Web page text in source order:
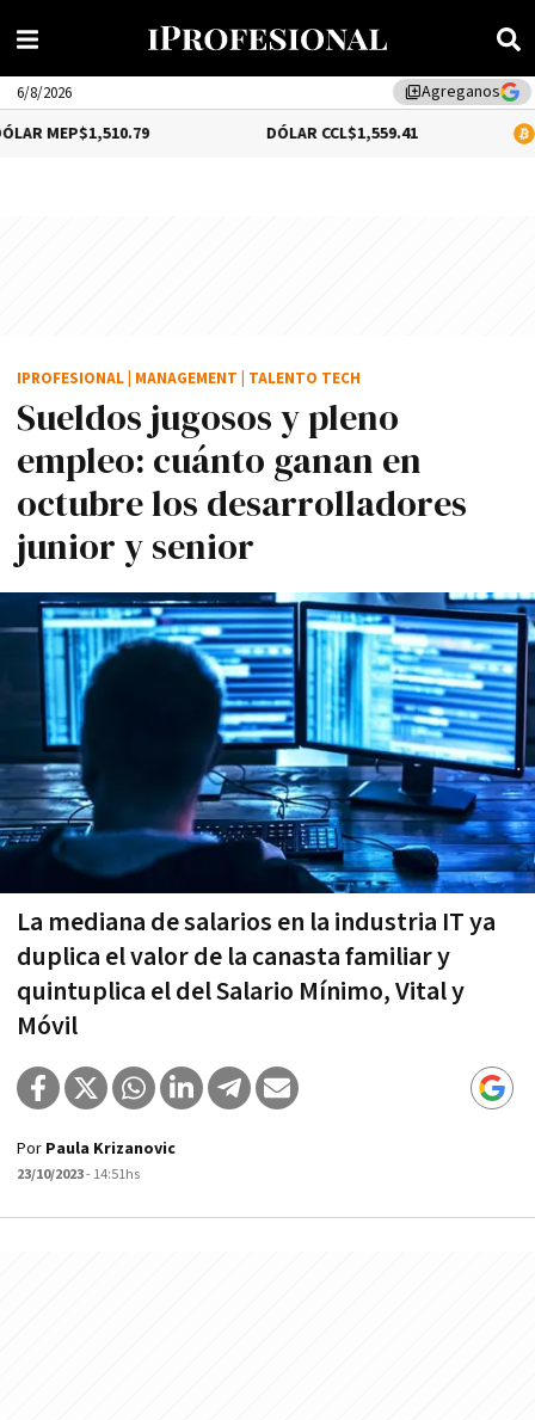
library_addAgreganos
6/8/2026
$1,559.41 BITCOIN
Sueldos jugosos y pleno
empleo: cuánto ganan en
octubre los desarrolladores
junior y senior
La mediana de salarios en la industria IT ya
duplica el valor de la canasta familiar y
quintuplica el del Salario Mínimo, Vital y
Móvil
IPROFESIONAL MANAGEMENT TALENTO TECH
Por Paula Krizanovic
23/10/2023- 14:51hs